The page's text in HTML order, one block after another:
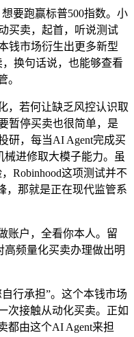
要跑赢标普500指数。小
买卖，起首，听说测试
钱市场衍生出更多新型
换句话说，也能够查看
。
若何让缺乏风控认识取
暂停买卖也很简单，是
研，每当AI Agent完成买
械进修取大模子能力。虽
Robinhood这项测试并不
，那就是正在现代监管系
户，全看你本人。留
高频量化买卖办理做出明
行承担”。这个本钱市场
次接触从动化买卖。正如
都由这个AI Agent来担